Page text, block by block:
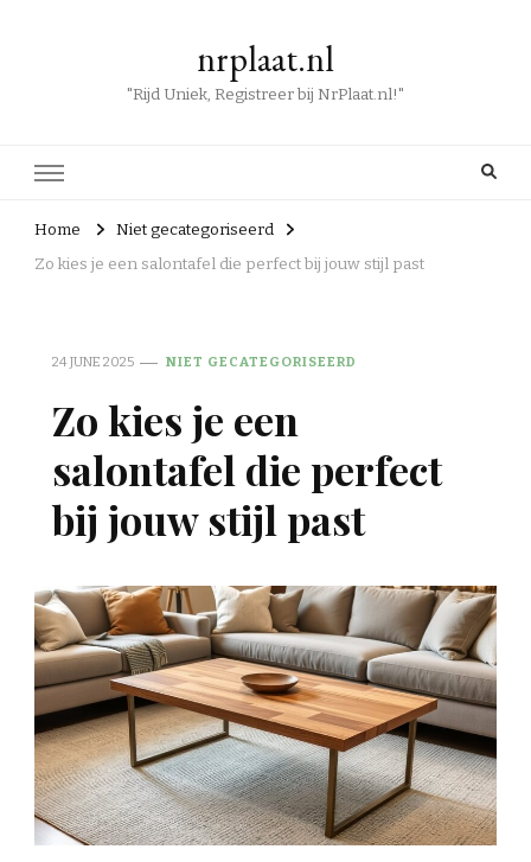
nrplaat.nl
"Rijd Uniek, Registreer bij NrPlaat.nl!"
Home
Niet gecategoriseerd
Zo kies je een salontafel die perfect bij jouw stijl past
24 JUNE 2025 NIET GECATEGORISEERD
Zo kies je een
salontafel die perfect
bij jouw stijl past